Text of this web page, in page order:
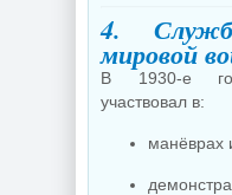
4.
мировой
В 1930-е
участвовал в:
манёврах